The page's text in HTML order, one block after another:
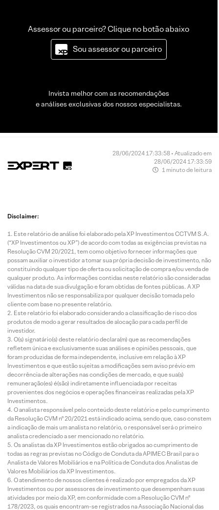
Assessor ou parceiro? Clique no botão abaixo
Sou assessor ou parceiro
Invista melhor com as recomendações
e análises exclusivas dos nossos especialistas.
28/06/2024 17:33:58 • Atualizado em
28/06/2024 17:33:59
1 minuto de leitura
Disclaimer:
Este relatório de análise foi elaborado pela XP Investimentos CCTVM S.A.
(“XP Investimentos ou XP”) de acordo com todas as exigências previstas na
Resolução CVM 20/2021, tem como objetivo fornecer informações que
possam auxiliar o investidor a tomar sua própria decisão de investimento, não
constituindo qualquer tipo de oferta ou solicitação de compra e/ou venda de
qualquer produto. As informações contidas neste relatório são consideradas
válidas na data de sua divulgação e foram obtidas de fontes públicas. A XP
Investimentos não se responsabiliza por qualquer decisão tomada pelo
cliente com base no presente relatório.
Este relatório foi elaborado considerando a classificação de risco dos
produtos de modo a gerar resultados de alocação para cada perfil de
investidor.
O(s) signatário(s) deste relatório declara(m) que as recomendações
refletem única e exclusivamente suas análises e opiniões pessoais, que
foram produzidas de forma independente, inclusive em relação à XP
Investimentos e que estão sujeitas a modificações sem aviso prévio em
decorrência de alterações nas condições de mercado, e que sua(s)
remuneração(es) é(são) indiretamente influenciada por receitas
provenientes dos negócios e operações financeiras realizadas pela XP
Investimentos.
O analista responsável pelo conteúdo deste relatório e pelo cumprimento
da Resolução CVM nº 20/2021 está indicado acima, sendo que, caso constem
a indicação de mais um analista no relatório, o responsável será o primeiro
analista credenciado a ser mencionado no relatório.
Os analistas da XP Investimentos estão obrigados ao cumprimento de
todas as regras previstas no Código de Conduta da APIMEC Brasil para o
Analista de Valores Mobiliários e na Política de Conduta dos Analistas de
Valores Mobiliários da XP Investimentos.
O atendimento de nossos clientes é realizado por empregados da XP
Investimentos ou por assessores de investimento que desempenham suas
atividades por meio da XP, em conformidade com a Resolução CVM nº
178/2023, os quais encontram-se registrados na Associação Nacional das